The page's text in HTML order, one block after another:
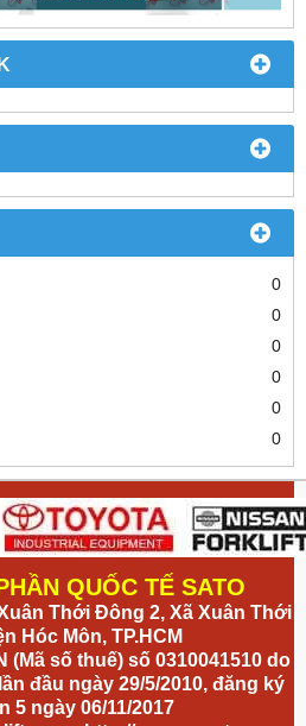
0
0
0
0
0
0
QUỐC TẾ SATO
Thới Đông 2, Xã Xuân Thới
Hóc Môn, TP.HCM
số thuế) số 0310041510 do
đầu ngày 29/5/2010, đăng ký
5 ngày 06/11/2017